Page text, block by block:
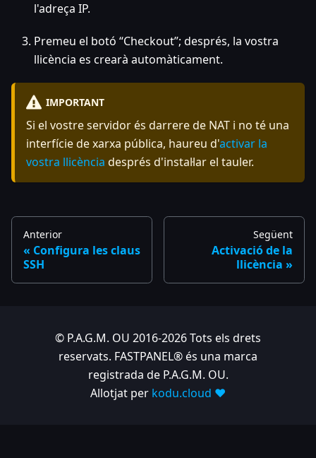
l'adreça IP.
Premeu el botó “Checkout”; després, la vostra
llicència es crearà automàticament.
IMPORTANT
Si el vostre servidor és darrere de NAT i no té una
interfície de xarxa pública, haureu d'activar la
vostra llicència després d'instal·lar el tauler.
Anterior
Configura les claus
SSH
Següent
Activació de la
llicència
© P.A.G.M. OU 2016-2026 Tots els drets
reservats. FASTPANEL® és una marca
registrada de P.A.G.M. OU.
Allotjat per kodu.cloud ❤️